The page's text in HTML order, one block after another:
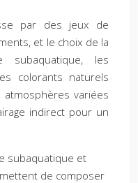
par des jeux de
et le choix de la
subaquatique, les
colorants naturels
variées
indirect pour un
subaquatique et
de composer